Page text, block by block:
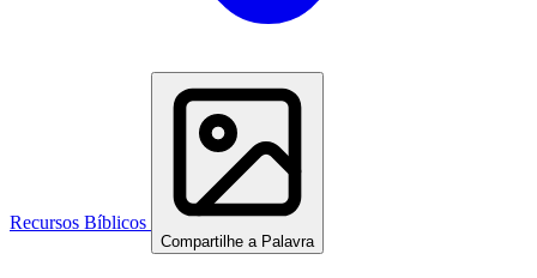
Recursos Bíblicos
Compartilhe a Palavra